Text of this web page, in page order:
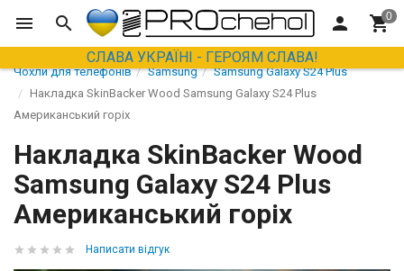
СЛАВА УКРАЇНІ - ГЕРОЯМ СЛАВА!
Чохли для телефонів Samsung
Samsung Galaxy S24 Plus
Накладка SkinBacker Wood Samsung Galaxy S24 Plus
Американський горіх
Накладка SkinBacker Wood
Samsung Galaxy S24 Plus
Американський горіх
Написати відгук